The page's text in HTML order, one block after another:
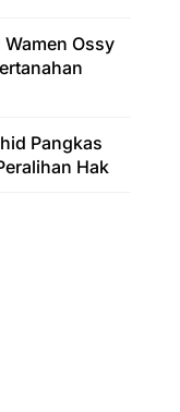
Wamen Ossy
Pangkas
Hak